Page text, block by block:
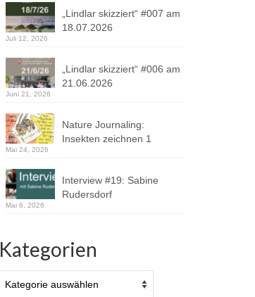
„Lindlar skizziert“ #007 am
18.07.2026
Juli 12, 2026
„Lindlar skizziert“ #006 am
21.06.2026
Juni 21, 2026
Nature Journaling:
Insekten zeichnen 1
Mai 24, 2026
Interview #19: Sabine
Rudersdorf
Mai 6, 2026
Kategorien